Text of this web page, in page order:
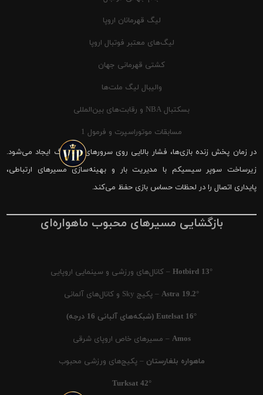
لیگ قهرمانان اروپا
لیگ‌های معتبر فوتبال اروپا
کشتی قهرمانی جهان
والیبال لیگ ملت‌ها
بسکتبال NBA و رقابت‌های بین‌المللی
مسابقات موتوراسپرت و فرمول 1
در زمان پخش زنده بازی‌ها، فشار بالایی روی سرورهای شیرینگ ایجاد می‌شود.
زیرساخت سوپر سیسیکم با مدیریت بار و بهینه‌سازی مسیرهای ارتباطی،
پایداری اتصال را در لحظات حساس بازی حفظ می‌کند.
بازگشایی مسیرهای محبوب ماهواره‌ای
Hotbird 13° – کانال‌های ورزشی و سینمایی اروپایی
Astra 19.2° – پکیج Sky و کانال‌های آلمانی
Eutelsat 16° (شبکه‌های آلبانی 16 درجه)
Amos – مسیرهای خاص اروپای شرقی
ماهواره بلغارستان – پکیج‌های ورزشی محبوب
Turksat 42°